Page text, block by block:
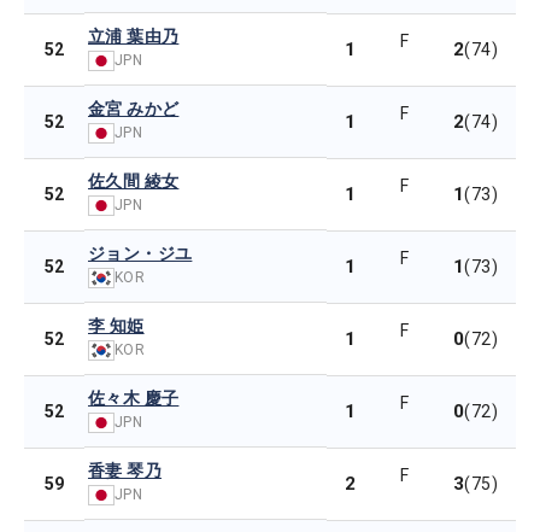
52
立浦 葉由乃
JPN 1 F 2(74)
52
金宮 みかど
JPN 1 F 2(74)
52
佐久間 綾女
JPN 1 F 1(73)
52
ジョン・ジユ
KOR 1 F 1(73)
52
李 知姫
KOR 1 F 0(72)
52
佐々木 慶子
JPN 1 F 0(72)
59
香妻 琴乃
JPN 2 F 3(75)